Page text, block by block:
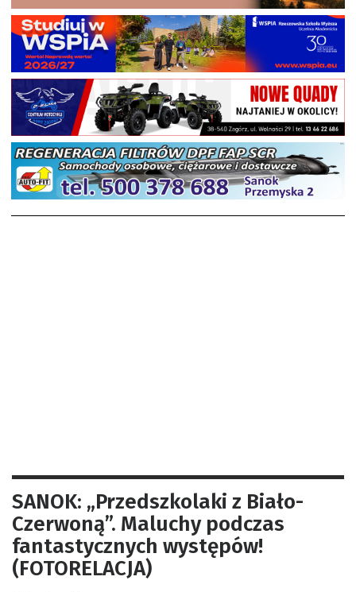
SANOK: „Przedszkolaki z Biało-
Czerwoną”. Maluchy podczas
fantastycznych występów!
(FOTORELACJA)